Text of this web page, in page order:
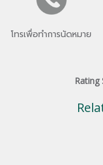
โทรเพื่อทำการนัดหมาย
Rating